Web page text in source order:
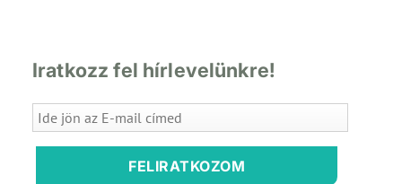
Iratkozz fel hírlevelünkre!
FELIRATKOZOM